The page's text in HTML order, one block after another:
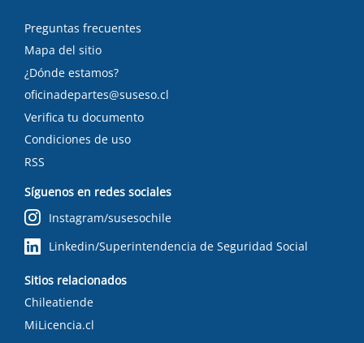
Preguntas frecuentes
Mapa del sitio
¿Dónde estamos?
oficinadepartes@suseso.cl
Verifica tu documento
Condiciones de uso
RSS
Síguenos en redes sociales
Instagram/susesochile
Linkedin/Superintendencia de Seguridad Social
Sitios relacionados
Chileatiende
MiLicencia.cl